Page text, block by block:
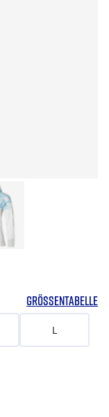
GRÖSSENTABELLE
L